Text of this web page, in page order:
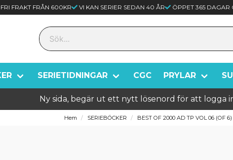
FRI FRAKT FRÅN 600KR VI KAN SERIER SEDAN 40 ÅR ÖPPET 365 DAGAR
SERIETIDNINGAR CGC PRYLAR
Ny sida, begär ut ett nytt lösenord för att logga in
Hem SERIEBÖCKER BEST OF 2000 AD TP VOL 06 (OF 6)